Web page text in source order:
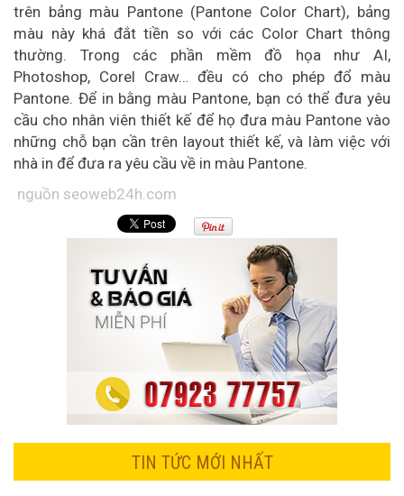
trên bảng màu Pantone (Pantone Color Chart), bảng
màu này khá đắt tiền so với các Color Chart thông
thường. Trong các phần mềm đồ họa như AI,
Photoshop, Corel Craw… đều có cho phép đổ màu
Pantone. Để in bằng màu Pantone, bạn có thể đưa yêu
cầu cho nhân viên thiết kế để họ đưa màu Pantone vào
những chỗ bạn cần trên layout thiết kế, và làm việc với
nhà in để đưa ra yêu cầu về in màu Pantone.
nguồn seoweb24h.com
TIN TỨC MỚI NHẤT